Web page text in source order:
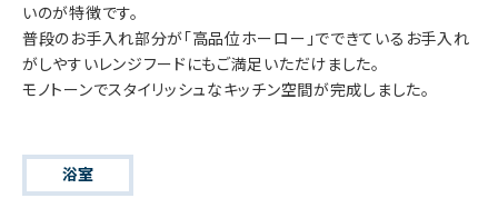
いのが特徴です。
普段のお手入れ部分が「高品位ホーロー」でできているお手入れ
がしやすいレンジフードにもご満足いただけました。
モノトーンでスタイリッシュなキッチン空間が完成しました。
浴室